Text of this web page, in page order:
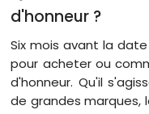
d'honneur ?
Six mois avant la
pour acheter ou
d'honneur. Qu'il
de grandes marques,